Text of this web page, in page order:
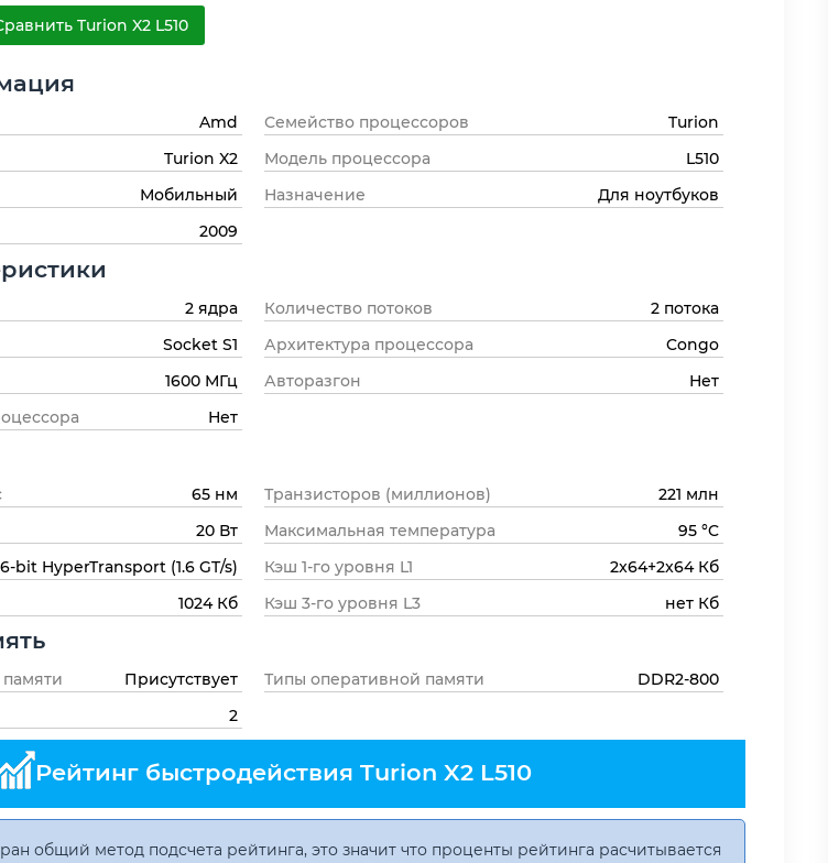
Turion X2 L510
Amd Семейство процессоров
Turion
Turion X2 Модель процессора
L510
Мобильный Назначение
Для ноутбуков
2009
2 ядра Количество потоков
2 потока
Socket S1 Архитектура процессора
Congo
1600 МГц Авторазгон
Нет
Нет
65 нм Транзисторов (миллионов)
221 млн
20 Вт Максимальная температура
95 °C
bit HyperTransport (1.6 GT/s) Кэш 1-го уровня L1
2x64+2x64 Кб
1024 Кб Кэш 3-го уровня L3 нет Кб
Присутствует Типы оперативной памяти
DDR2-800
2
Рейтинг быстродействия Turion X2 L510
общий метод подсчета рейтинга, это значит что проценты рейтинга расчитывается